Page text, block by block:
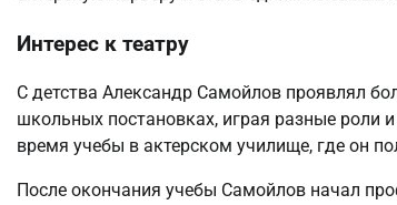
Интерес к театру
С детства Александр Самойлов проявлял
школьных постановках, играя разные роли
время учебы в актерском училище, где он
После окончания учебы Самойлов начал